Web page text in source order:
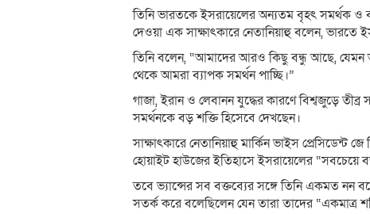
তিনি ভারতকে ইসরায়েলের অন্যতম বৃহৎ সমর্থক ও
দেওয়া এক সাক্ষাৎকারে নেতানিয়াহু বলেন, ভারতে
তিনি বলেন, “আমাদের আরও কিছু বন্ধু আছে, যেমন
থেকে আমরা ব্যাপক সমর্থন পাচ্ছি।”
গাজা, ইরান ও লেবানন যুদ্ধের কারণে বিশ্বজুড়ে
সমর্থনকে বড় শক্তি হিসেবে দেখছেন।
সাক্ষাৎকারে নেতানিয়াহু মার্কিন ভাইস প্রেসিডেন্ট
হোয়াইট হাউজের ইতিহাসে ইসরায়েলের “সবচেয়ে
তবে ভ্যান্সের সব বক্তব্যের সঙ্গে তিনি একমত নন
সতর্ক করে বলেছিলেন যেন তারা তাদের “একমাত্র